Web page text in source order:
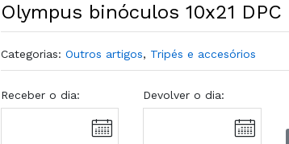
Olympus binóculos 10x21 DPC
Categorias: Outros artigos, Tripés e accesórios
Receber o dia: Devolver o dia: